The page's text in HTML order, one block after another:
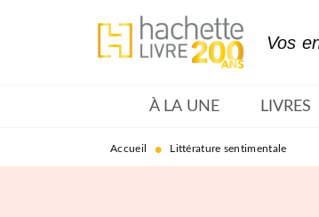
MENU RECHERCHE
Vos
À LA UNE LIVRES
Accueil • Littérature sentimentale